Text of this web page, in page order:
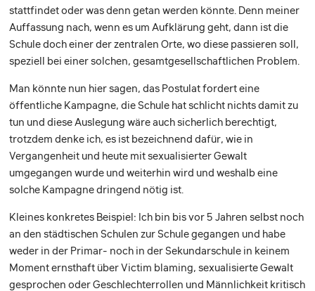
stattfindet oder was denn getan werden könnte. Denn meiner
Auffassung nach, wenn es um Aufklärung geht, dann ist die
Schule doch einer der zentralen Orte, wo diese passieren soll,
speziell bei einer solchen, gesamtgesellschaftlichen Problem.
Man könnte nun hier sagen, das Postulat fordert eine
öffentliche Kampagne, die Schule hat schlicht nichts damit zu
tun und diese Auslegung wäre auch sicherlich berechtigt,
trotzdem denke ich, es ist bezeichnend dafür, wie in
Vergangenheit und heute mit sexualisierter Gewalt
umgegangen wurde und weiterhin wird und weshalb eine
solche Kampagne dringend nötig ist.
Kleines konkretes Beispiel: Ich bin bis vor 5 Jahren selbst noch
an den städtischen Schulen zur Schule gegangen und habe
weder in der Primar- noch in der Sekundarschule in keinem
Moment ernsthaft über Victim blaming, sexualisierte Gewalt
gesprochen oder Geschlechterrollen und Männlichkeit kritisch